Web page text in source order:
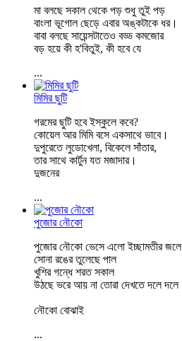
মা বলছে সকাল থেকে পড় শুধু তুই পড়
বাংলা ভূগোল ছেড়ে এবার অঙ্কটাকে ধর।
বাবা বলছে সায়েন্সটাতেও বড্ড কমজোর
বড় হয়ে কী হ'বিতুই, কী হবে যে
...
মিমির ছুটি
গরমের ছুটি হবে ইস্কুলে কবে?
কোয়েল আর মিমি বসে একসাথে ভাবে।
দুপুরেতে লুডোখেলা, বিকেলে সাঁতার,
তার সাথে কার্টুন যত মজাদার।
দুজনের
...
পুজোর নৌকো
পুজোর নৌকো ভেসে এলো ইচ্ছামতীর জলে
সোনা রঙের তুলেছে পাল
খুশির গন্ধে শরত সকাল
উঠছে ভরে আয় না তোরা দেখতে দলে দলে
নৌকো বোঝাই
...